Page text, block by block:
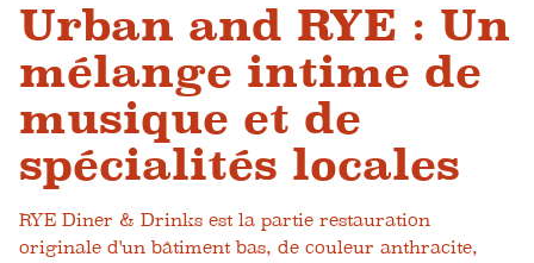
Urban and RYE : Un
mélange intime de
musique et de
spécialités locales
RYE Diner & Drinks est la partie restauration
originale d'un bâtiment bas, de couleur anthracite,